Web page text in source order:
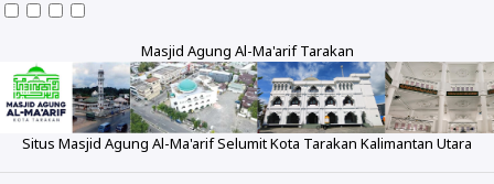
Masjid Agung Al-Ma'arif Tarakan
Situs Masjid Agung Al-Ma'arif Selumit Kota Tarakan Kalimantan Utara